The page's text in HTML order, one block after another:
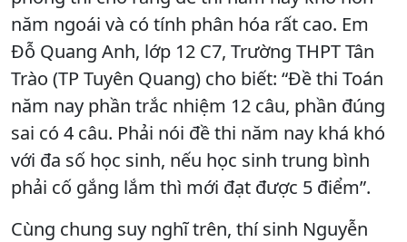
năm ngoái và có tính phân hóa rất cao. Em
Đỗ Quang Anh, lớp 12 C7, Trường THPT Tân
Trào (TP Tuyên Quang) cho biết: “Đề thi Toán
năm nay phần trắc nhiệm 12 câu, phần đúng
sai có 4 câu. Phải nói đề thi năm nay khá khó
với đa số học sinh, nếu học sinh trung bình
phải cố gắng lắm thì mới đạt được 5 điểm”.
Cùng chung suy nghĩ trên, thí sinh Nguyễn